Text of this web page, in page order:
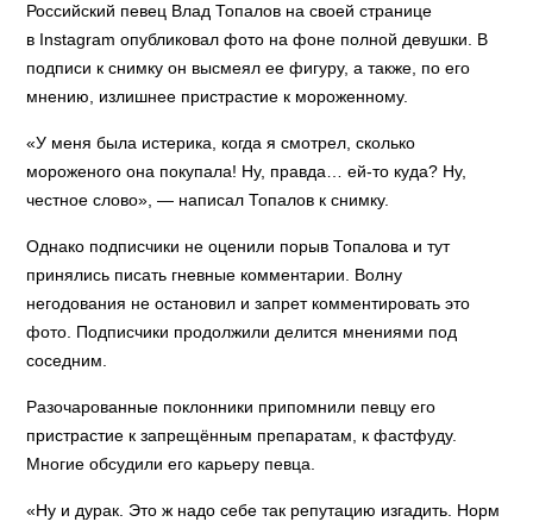
Российский певец Влад Топалов на своей странице
в Instagram опубликовал фото на фоне полной девушки. В
подписи к снимку он высмеял ее фигуру, а также, по его
мнению, излишнее пристрастие к мороженному.
«У меня была истерика, когда я смотрел, сколько
мороженого она покупала! Ну, правда… ей-то куда? Ну,
честное слово», — написал Топалов к снимку.
Однако подписчики не оценили порыв Топалова и тут
принялись писать гневные комментарии. Волну
негодования не остановил и запрет комментировать это
фото. Подписчики продолжили делится мнениями под
соседним.
Разочарованные поклонники припомнили певцу его
пристрастие к запрещённым препаратам, к фастфуду.
Многие обсудили его карьеру певца.
«Ну и дурак. Это ж надо себе так репутацию изгадить. Норм